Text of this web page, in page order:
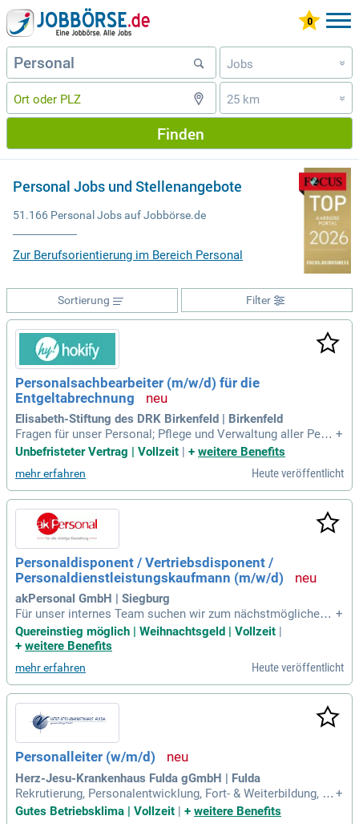
Jobs »
25 km »
Finden
Personal Jobs und Stellenangebote
51.166 Personal Jobs auf Jobbörse.de
Zur Berufsorientierung im Bereich Personal
Filter
Sortierung
Personalsachbearbeiter (m/w/d) für die
Entgeltabrechnung
Elisabeth-Stiftung des DRK Birkenfeld | Birkenfeld
Fragen für unser Personal; Pflege und Verwaltung aller Pers
onalstammdaten; Betreuung des Melde- und Bescheinigung
swesens; Erstellen von Auswertungen und Statistiken; Zuar
beit bei Monats- und Jahresabschlüssen; Proaktive Mitarbei
t bei abteilungsinternen
+
Unbefristeter Vertrag | Vollzeit | + weitere Benefits
mehr erfahren Heute veröffentlicht
Personaldisponent / Vertriebsdisponent /
Personaldienstleistungskaufmann (m/w/d)
akPersonal GmbH | Siegburg
Für unser internes Team suchen wir zum nächstmöglichen
Zeitpunkt einen echten Profi mit Erfahrung, der weiß, wie es
in der Personaldienstleistung läuft.
+
Quereinstieg möglich | Weihnachtsgeld | Vollzeit
+ weitere Benefits
mehr erfahren Heute veröffentlicht
Personalleiter (w/m/d)
Herz-Jesu-Krankenhaus Fulda gGmbH | Fulda
Rekrutierung, Personalentwicklung, Fort- & Weiterbildung, Pe
rsonalbindung; Ansprechpartner und Berater der Führungskr
+
Gutes Betriebsklima | Vollzeit | + weitere Benefits